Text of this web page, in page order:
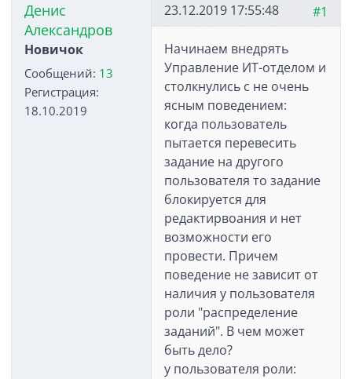
Денис
Александров
Новичок
Сообщений: 13
Регистрация:
18.10.2019
#1
23.12.2019 17:55:48
Начинаем внедрять
Управление ИТ-отделом и
столкнулись с не очень
ясным поведением:
когда пользователь
пытается перевесить
задание на другого
пользователя то задание
блокируется для
редактирвоания и нет
возможности его
провести. Причем
поведение не зависит от
наличия у пользователя
роли "распределение
заданий". В чем может
быть дело?
у пользователя роли: